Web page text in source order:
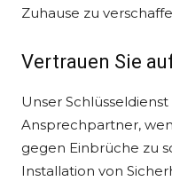
Zuhause zu
Vertrauen Sie
Unser
Ansprechpartner,
gegen Einbrüche zu
Installation von